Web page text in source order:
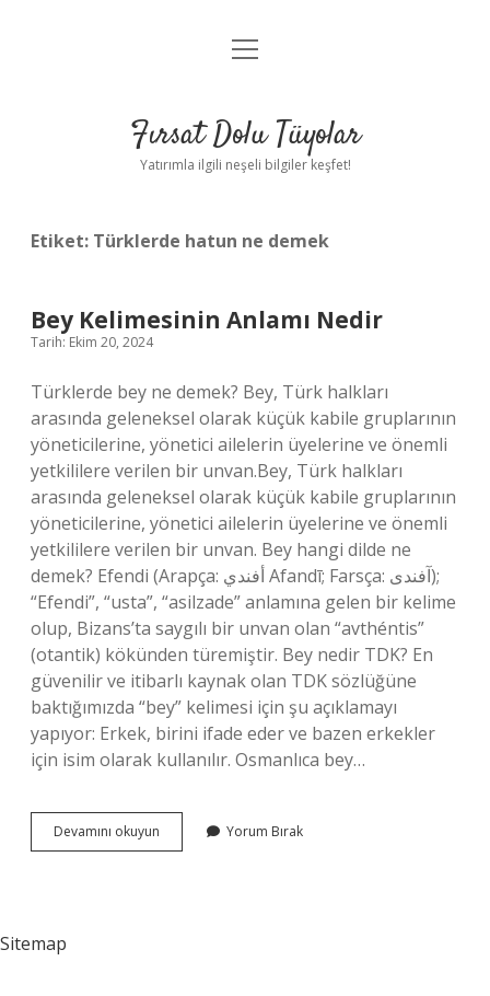
Gizlilik Politikası
Yasal Uyarı
menüyü
Fırsat Dolu Tüyolar
Yatırımla ilgili neşeli bilgiler keşfet!
Etiket: Türklerde hatun ne demek
Bey Kelimesinin Anlamı Nedir
Tarih: Ekim 20, 2024
Türklerde bey ne demek? Bey, Türk halkları
arasında geleneksel olarak küçük kabile gruplarının
yöneticilerine, yönetici ailelerin üyelerine ve önemli
yetkililere verilen bir unvan.Bey, Türk halkları
arasında geleneksel olarak küçük kabile gruplarının
yöneticilerine, yönetici ailelerin üyelerine ve önemli
yetkililere verilen bir unvan. Bey hangi dilde ne
demek? Efendi (Arapça: أفندي Afandī; Farsça: آفندی);
“Efendi”, “usta”, “asilzade” anlamına gelen bir kelime
olup, Bizans’ta saygılı bir unvan olan “avthéntis”
(otantik) kökünden türemiştir. Bey nedir TDK? En
güvenilir ve itibarlı kaynak olan TDK sözlüğüne
baktığımızda “bey” kelimesi için şu açıklamayı
yapıyor: Erkek, birini ifade eder ve bazen erkekler
için isim olarak kullanılır. Osmanlıca bey…
Devamını okuyun
Kelimesinin
Yorum Bırak
Sitemap